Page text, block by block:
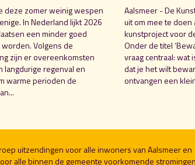
deze zomer weinig wespen
In Nederland lijkt 2026
een minder goed
Volgens de
zijn er overeenkomsten
langdurige regenval en
warme perioden de
Aalsmeer - De
uit om mee te
kunstproject voor
Onder de titel
vraag centraal: wat
dat je het wilt
ontvangen een
uitzendingen voor alle inwoners van Aalsmeer en
alle binnen de gemeente voorkomende